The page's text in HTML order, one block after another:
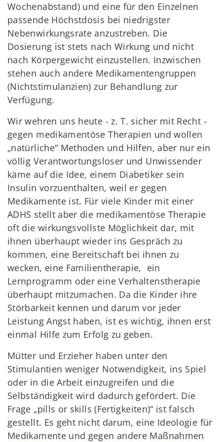
Wochenabstand) und eine für den Einzelnen
passende Höchstdosis bei niedrigster
Nebenwirkungsrate anzustreben. Die
Dosierung ist stets nach Wirkung und nicht
nach Körpergewicht einzustellen. Inzwischen
stehen auch andere Medikamentengruppen
(Nichtstimulanzien) zur Behandlung zur
Verfügung.
Wir wehren uns heute - z. T. sicher mit Recht -
gegen medikamentöse Therapien und wollen
„natürliche“ Methoden und Hilfen, aber nur ein
völlig Verantwortungsloser und Unwissender
käme auf die Idee, einem Diabetiker sein
Insulin vorzuenthalten, weil er gegen
Medikamente ist. Für viele Kinder mit einer
ADHS stellt aber die medikamentöse Therapie
oft die wirkungsvollste Möglichkeit dar, mit
ihnen überhaupt wieder ins Gespräch zu
kommen, eine Bereitschaft bei ihnen zu
wecken, eine Familientherapie, ein
Lernprogramm oder eine Verhaltenstherapie
überhaupt mitzumachen. Da die Kinder ihre
Störbarkeit kennen und darum vor jeder
Leistung Angst haben, ist es wichtig, ihnen erst
einmal Hilfe zum Erfolg zu geben.
Mütter und Erzieher haben unter den
Stimulantien weniger Notwendigkeit, ins Spiel
oder in die Arbeit einzugreifen und die
Selbständigkeit wird dadurch gefördert. Die
Frage „pills or skills (Fertigkeiten)“ ist falsch
gestellt. Es geht nicht darum, eine Ideologie für
Medikamente und gegen andere Maßnahmen